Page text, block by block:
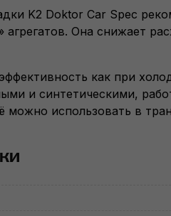
K2 Doktor Car Spec
агрегатов. Она снижает
как при
и синтетическими,
можно использовать в